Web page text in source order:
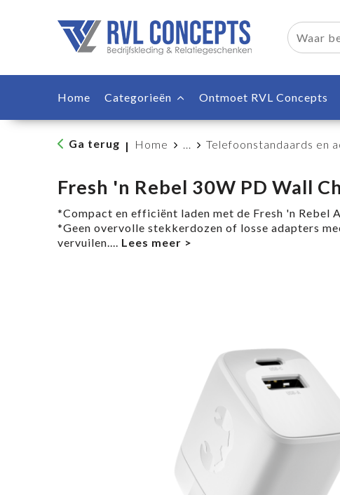
Home Categorieën Ontmoet RVL Concepts
Ga terug | Home ... Telefoonstandaards en
Fresh 'n Rebel 30W PD Wall
*Compact en efficiënt laden met de Fresh 'n Rebel
*Geen overvolle stekkerdozen of losse adapters
vervuilen....